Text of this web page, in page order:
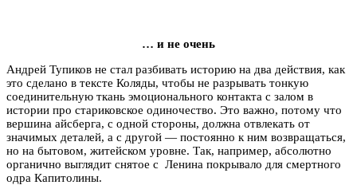
… и не очень
Андрей Тупиков не стал разбивать историю на два действия, как
это сделано в тексте Коляды, чтобы не разрывать тонкую
соединительную ткань эмоционального контакта с залом в
истории про стариковское одиночество. Это важно, потому что
вершина айсберга, с одной стороны, должна отвлекать от
значимых деталей, а с другой — постоянно к ним возвращаться,
но на бытовом, житейском уровне. Так, например, абсолютно
органично выглядит снятое с Ленина покрывало для смертного
одра Капитолины.